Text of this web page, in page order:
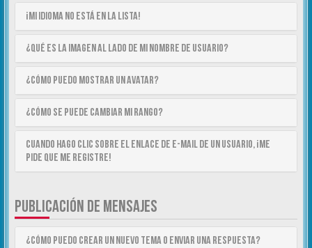
¡Mi idioma no está en la lista!
¿Qué es la imagen al lado de mi nombre de usuario?
¿Cómo puedo mostrar un avatar?
¿Cómo se puede cambiar mi rango?
Cuando hago clic sobre el enlace de e-mail de un usuario, ¡me
pide que me registre!
PUBLICACIÓN DE MENSAJES
¿Cómo puedo crear un nuevo tema o enviar una respuesta?